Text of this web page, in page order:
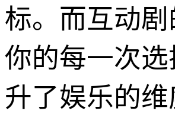
标。而互动
你的每一次
升了娱乐的